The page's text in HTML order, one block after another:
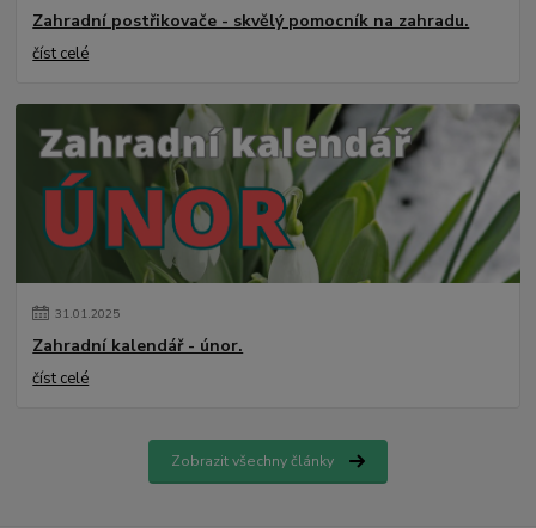
Zahradní postřikovače - skvělý pomocník na zahradu.
číst celé
31.01.2025
Zahradní kalendář - únor.
číst celé
Zobrazit všechny články